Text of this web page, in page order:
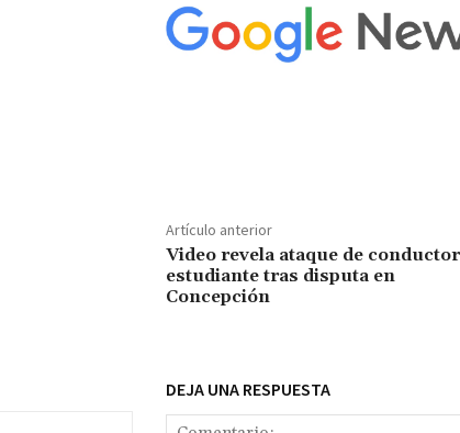
Artículo anterior
Video revela ataque de
estudiante tras disputa en
Concepción
DEJA UNA RESPUESTA